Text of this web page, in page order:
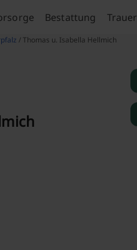
Bestattung Trauer
/ Thomas u. Isabella Hellmich